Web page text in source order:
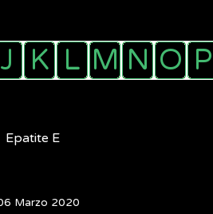
Epatite E
Marzo 2020